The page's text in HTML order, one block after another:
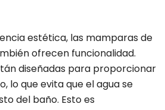
estética, las mamparas de
ofrecen funcionalidad.
diseñadas para proporcionar
lo que evita que el agua se
del baño. Esto es